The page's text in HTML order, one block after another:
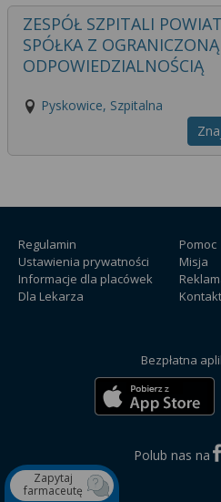
ZESPÓŁ SZPITALI
SPÓŁKA Z OGRANICZONĄ
ODPOWIEDZIALNOŚCIĄ
Pyskowice, Szpitalna
Regulamin
Ustawienia prywatności
Informacje dla placówek
Dla Lekarza
Pomoc
Misja
Kontakt
Bezpłatna
Polub nas na
Zapytaj
farmaceutę